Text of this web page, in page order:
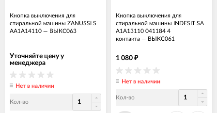
Кнопка выключения для
стиральной машины ZANUSSI S
AA1A14110 — ВЫКС063
Уточняйте цену у
менеджера
Нет в наличии
Кол-во
Кнопка выключения для
стиральной машины INDESIT SA
A1A13110 041184 4
контакта — ВЫКС061
1 080 ₽
Нет в наличии
Кол-во